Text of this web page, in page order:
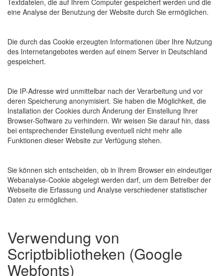
Textdateien, die auf Ihrem Computer gespeichert werden und die
eine Analyse der Benutzung der Website durch Sie ermöglichen.
Die durch das Cookie erzeugten Informationen über Ihre Nutzung
des Internetangebotes werden auf einem Server in Deutschland
gespeichert.
Die IP-Adresse wird unmittelbar nach der Verarbeitung und vor
deren Speicherung anonymisiert. Sie haben die Möglichkeit, die
Installation der Cookies durch Änderung der Einstellung Ihrer
Browser-Software zu verhindern. Wir weisen Sie darauf hin, dass
bei entsprechender Einstellung eventuell nicht mehr alle
Funktionen dieser Website zur Verfügung stehen.
Sie können sich entscheiden, ob in Ihrem Browser ein eindeutiger
Webanalyse-Cookie abgelegt werden darf, um dem Betreiber der
Webseite die Erfassung und Analyse verschiedener statistischer
Daten zu ermöglichen.
Verwendung von
Scriptbibliotheken (Google
Webfonts)